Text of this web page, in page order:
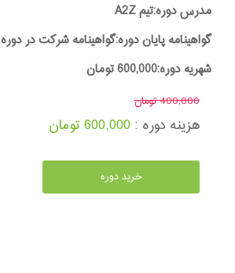
مدرس دوره:تیم A2Z
گواهینامه پایان دوره:گواهینامه شرکت در دوره
شهریه دوره:600,000 تومان
400,000 تومان
هزینه دوره : 600,000 تومان
خرید دوره